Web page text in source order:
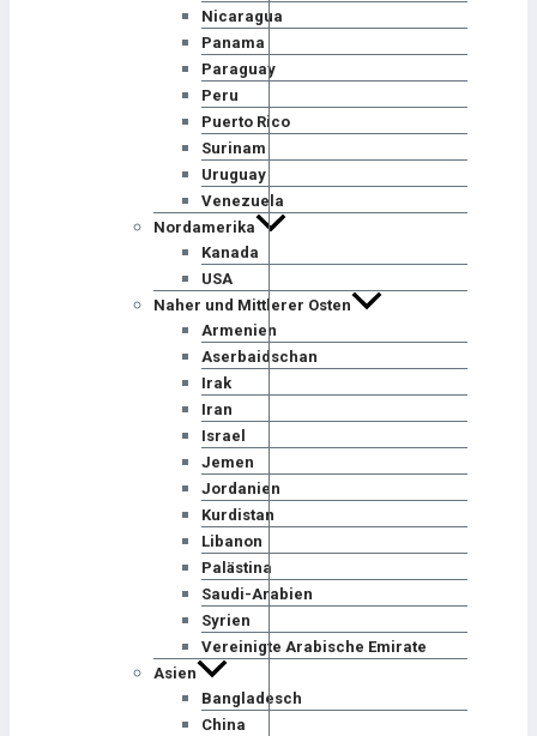
Nicaragua
Panama
Paraguay
Peru
Puerto Rico
Surinam
Uruguay
Venezuela
Nordamerika
Kanada
USA
Naher und Mittlerer Osten
Armenien
Aserbaidschan
Irak
Iran
Israel
Jemen
Jordanien
Kurdistan
Libanon
Palästina
Saudi-Arabien
Syrien
Vereinigte Arabische Emirate
Asien
Bangladesch
China